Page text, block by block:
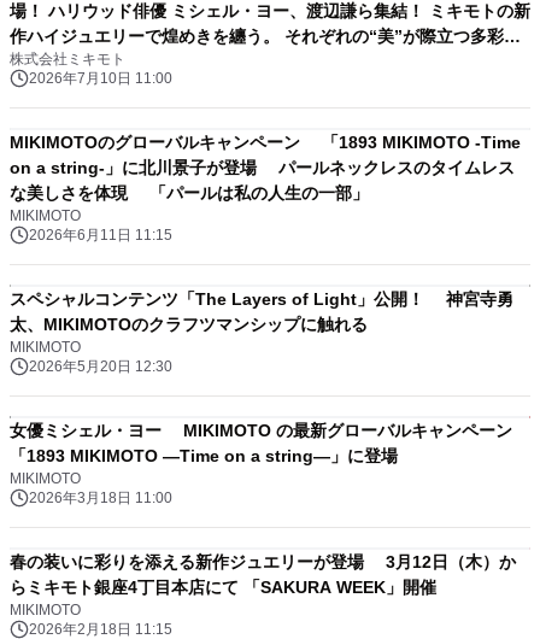
場！ ハリウッド俳優 ミシェル・ヨー、渡辺謙ら集結！ ミキモトの新
作ハイジュエリーで煌めきを纏う。 それぞれの“美”が際立つ多彩な
ドレスアップスタイルで登場。 静寂から解き放たれる光を描いた新
作ハイジュエリー「L'eclat」発表
株式会社ミキモト
2026年7月10日 11:00
MIKIMOTOのグローバルキャンペーン 「1893 MIKIMOTO -Time
on a string-」に北川景子が登場 パールネックレスのタイムレス
な美しさを体現 「パールは私の人生の一部」
MIKIMOTO
2026年6月11日 11:15
スペシャルコンテンツ「The Layers of Light」公開！ 神宮寺勇
太、MIKIMOTOのクラフツマンシップに触れる
MIKIMOTO
2026年5月20日 12:30
女優ミシェル・ヨー MIKIMOTO の最新グローバルキャンペーン
「1893 MIKIMOTO ―Time on a string―」に登場
MIKIMOTO
2026年3月18日 11:00
春の装いに彩りを添える新作ジュエリーが登場 3月12日（木）か
らミキモト銀座4丁目本店にて 「SAKURA WEEK」開催
MIKIMOTO
2026年2月18日 11:15